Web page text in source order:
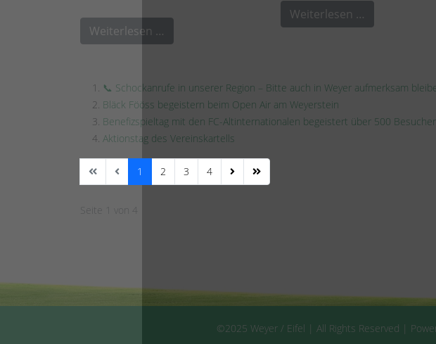
Weiterlesen …
Weiterlesen …
📞 Schockanrufe in unserer Region – Bitte auch in Weyer aufmerksam
Bläck Fööss begeistern beim Open Air am Weyerstein
Benefizspieltag mit den FC-Altinternationalen begeistert über 500 Besucher
Aktionstag des Vereinskartells
1 2 3 4
Seite 1 von 4
©2025 Weyer / Eifel | All Rights Reserved |